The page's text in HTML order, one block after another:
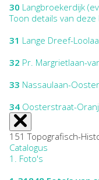
30 Langbroekerdijk
Toon details van deze
31 Lange Dreef-
32 Pr. Margrietlaan-
33 Nassaulaan-
34 Oosterstraat-
151 Topografisch-
Catalogus
1. Foto's